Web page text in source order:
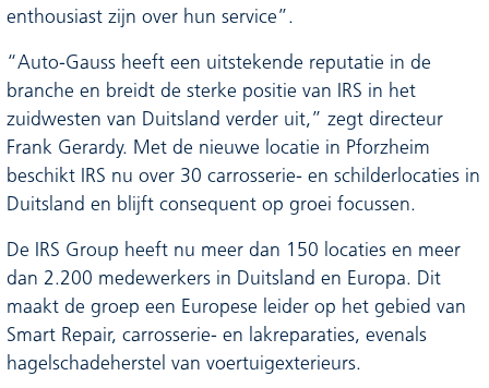
enthousiast zijn over hun service”.
“Auto-Gauss heeft een uitstekende reputatie in de
branche en breidt de sterke positie van IRS in het
zuidwesten van Duitsland verder uit,” zegt directeur
Frank Gerardy. Met de nieuwe locatie in Pforzheim
beschikt IRS nu over 30 carrosserie- en schilderlocaties in
Duitsland en blijft consequent op groei focussen.
De IRS Group heeft nu meer dan 150 locaties en meer
dan 2.200 medewerkers in Duitsland en Europa. Dit
maakt de groep een Europese leider op het gebied van
Smart Repair, carrosserie- en lakreparaties, evenals
hagelschadeherstel van voertuigexterieurs.